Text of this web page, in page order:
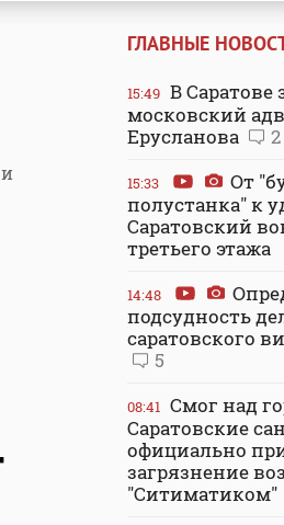
ГЛАВНЫЕ
15:49 В Саратове
московский
Ерусланова
2
15:33
От
полустанка" к
Саратовский
третьего этажа
14:48
подсудность
саратовского
5
08:41 Смог над
Саратовские
официально
загрязнение
"Ситиматиком"